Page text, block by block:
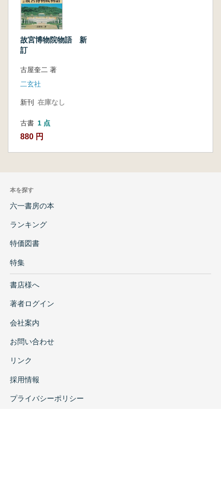
故宮博物院物語 新
訂
古屋奎二 著
二玄社
新刊 在庫なし
古書 1 点
880 円
本を探す
六一書房の本
ランキング
特価図書
特集
書店様へ
著者ログイン
会社案内
お問い合わせ
リンク
採用情報
プライバシーポリシー